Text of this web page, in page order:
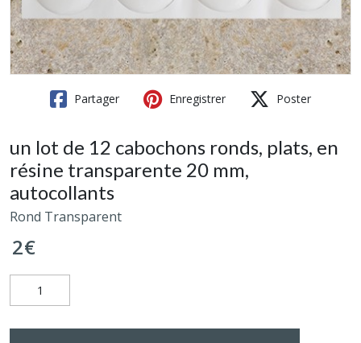
Partager Enregistrer Poster
un lot de 12 cabochons ronds, plats, en
résine transparente 20 mm,
autocollants
Rond Transparent
2€